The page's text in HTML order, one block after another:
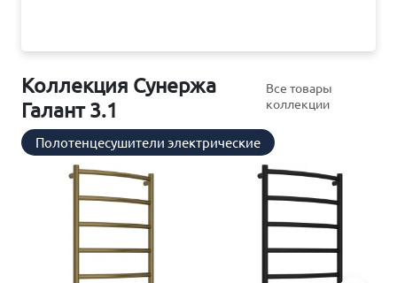
Коллекция Сунержа
Галант 3.1
Все товары
коллекции
Полотенцесушители электрические